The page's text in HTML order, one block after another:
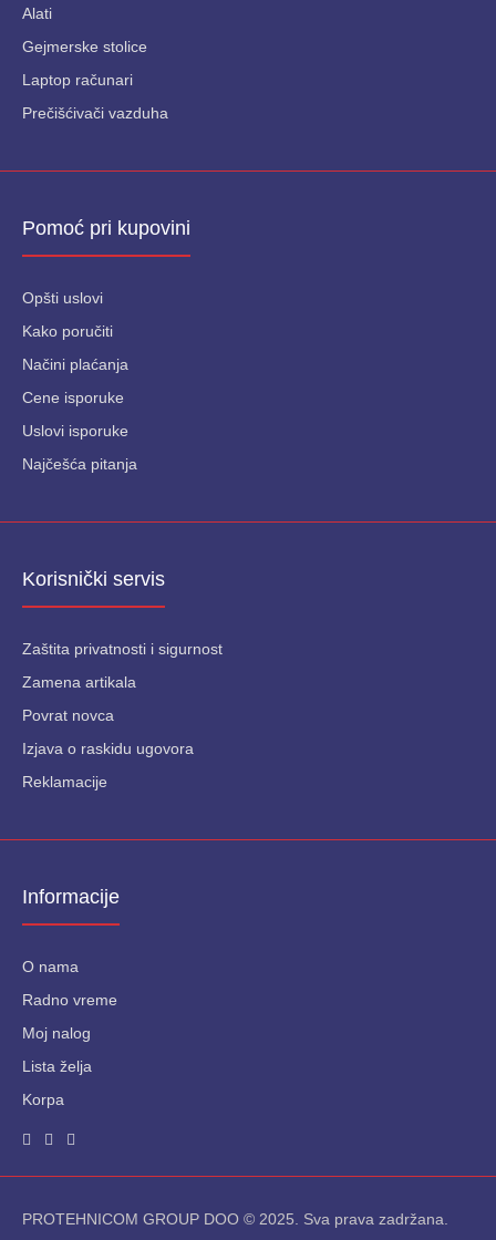
Alati
Gejmerske stolice
Laptop računari
Prečišćivači vazduha
Pomoć pri kupovini
Opšti uslovi
Kako poručiti
Načini plaćanja
Cene isporuke
Uslovi isporuke
Najčešća pitanja
Korisnički servis
Zaštita privatnosti i sigurnost
Zamena artikala
Povrat novca
Izjava o raskidu ugovora
Reklamacije
Informacije
O nama
Radno vreme
Moj nalog
Lista želja
Korpa
PROTEHNICOM GROUP DOO © 2025. Sva prava zadržana.